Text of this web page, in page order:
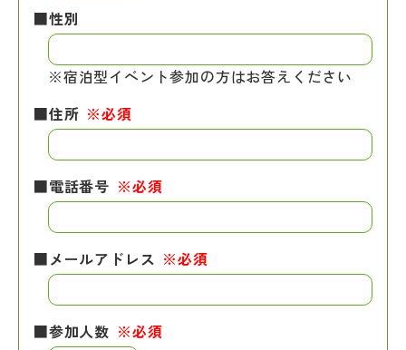
■性別
※宿泊型イベント参加の方はお答えください
■住所 ※必須
■電話番号 ※必須
■メールアドレス ※必須
■参加人数 ※必須